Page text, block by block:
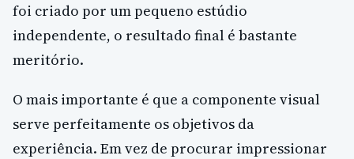
foi criado por um pequeno estúdio
independente, o resultado final é bastante
meritório.
O mais importante é que a componente visual
serve perfeitamente os objetivos da
experiência. Em vez de procurar impressionar